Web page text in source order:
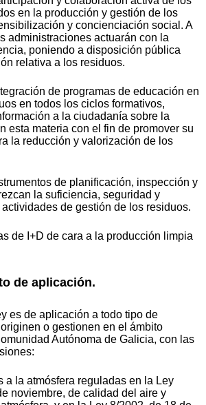
en la producción y gestión de los
y concienciación social. A
administraciones actuarán con la
poniendo a disposición pública
relativa a los residuos.
de programas de educación en
en todos los ciclos formativos,
a la ciudadanía sobre la
esta materia con el fin de promover su
la reducción y valorización de los
de planificación, inspección y
la suficiencia, seguridad y
de gestión de los residuos.
de I+D de cara a la producción limpia
de aplicación.
es de aplicación a todo tipo de
o gestionen en el ámbito
Autónoma de Galicia, con las
a la atmósfera reguladas en la Ley
noviembre, de calidad del aire y